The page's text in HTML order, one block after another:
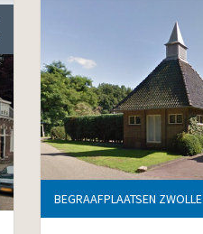
BEGRAAFPLAATSEN ZWOLLE